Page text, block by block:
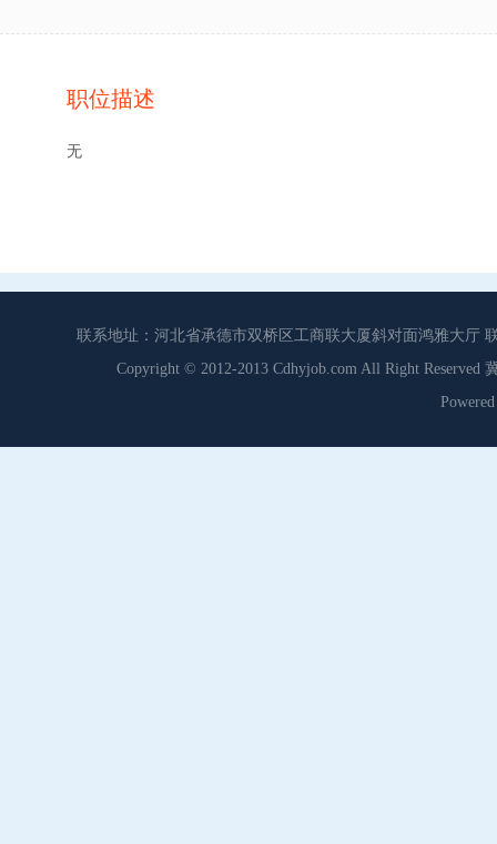
职位描述
无
联系地址：河北省承德市双桥区工商联大厦斜对面鸿雅大厅
Copyright © 2012-2013 Cdhyjob.com All Right Reserved